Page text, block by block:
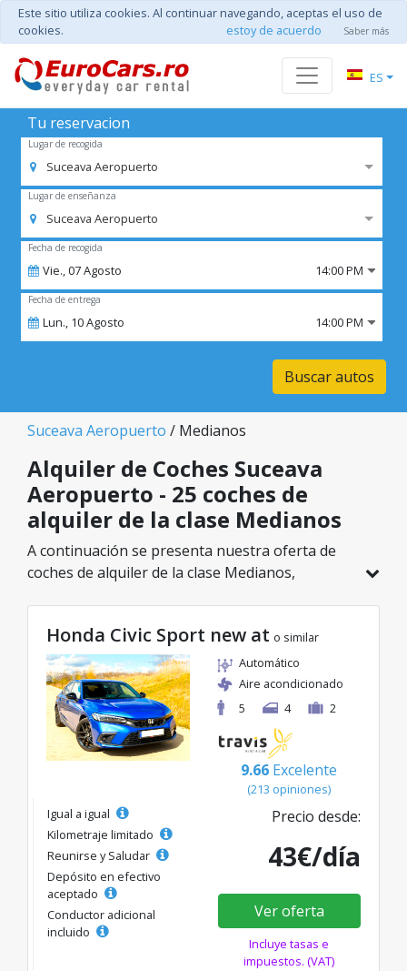
Este sitio utiliza cookies. Al continuar navegando, aceptas el uso de
cookies.
estoy de acuerdo Saber más
ES
Tu reservacion
Lugar de recogida
Suceava Aeropuerto
Lugar de enseñanza
Suceava Aeropuerto
Fecha de recogida
Vie.,07Agosto 14:00 PM
Fecha de entrega
Lun., 10Agosto 14:00 PM
Buscar autos
Suceava Aeropuerto / Medianos
Alquiler de Coches Suceava
Aeropuerto - 25 coches de
alquiler de la clase Medianos
A continuación se presenta nuestra oferta de
coches de alquiler de la clase Medianos,
el modelo ideal de la categoría seleccionada, con
tarifas excelentes desde solo 23€/día.
Honda Civic Sport new at o similar
Automático
Aire acondicionado
5
4 2
9.66 Excelente
(213 opiniones)
Igual a igual
Kilometraje limitado
Reunirse y Saludar
Depósito en efectivo
aceptado
Conductor adicional
incluido
Precio desde:
43€/día
Ver oferta
Incluye tasas e
impuestos. (VAT)